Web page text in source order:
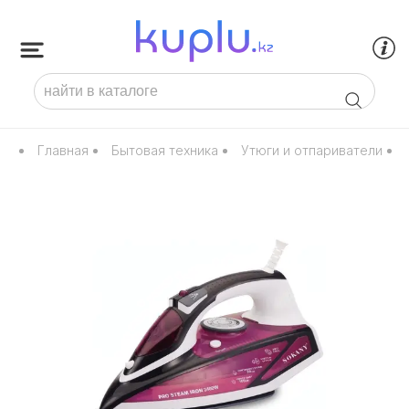
Главная Бытовая техника Утюги и отпариватели